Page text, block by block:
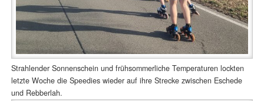
Strahlender Sonnenschein und frühsommerliche Temperaturen lockten
letzte Woche die Speedies wieder auf ihre Strecke zwischen Eschede
und Rebberlah.